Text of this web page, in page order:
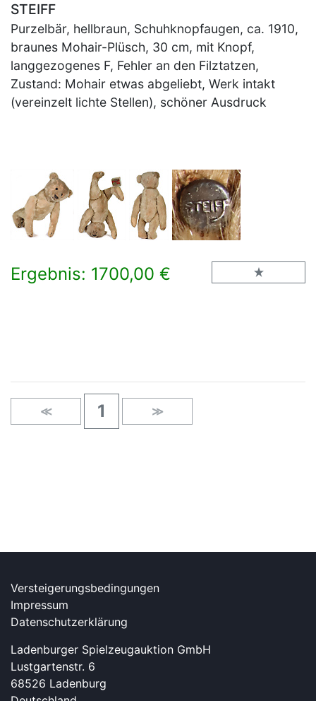
STEIFF
Purzelbär, hellbraun, Schuhknopfaugen, ca. 1910,
braunes Mohair-Plüsch, 30 cm, mit Knopf,
langgezogenes F, Fehler an den Filztatzen,
Zustand: Mohair etwas abgeliebt, Werk intakt
(vereinzelt lichte Stellen), schöner Ausdruck
Ergebnis: 1700,00 €
≪ 1 ≫
Versteigerungsbedingungen
Impressum
Datenschutzerklärung
Ladenburger Spielzeugauktion GmbH
Lustgartenstr. 6
68526 Ladenburg